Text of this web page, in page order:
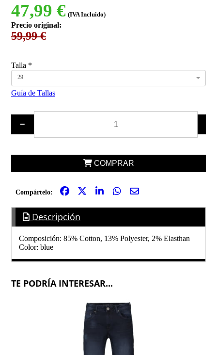
47,99 € (IVA Incluido)
Precio original:
59,99 €
Talla *
29
Guía de Tallas
−
COMPRAR
Compártelo:
Descripción
Composición: 85% Cotton, 13% Polyester, 2% Elasthan
Color: blue
TE PODRÍA INTERESAR...